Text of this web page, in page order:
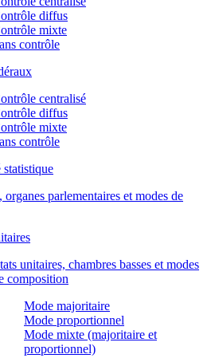
diffus
mixte
contrôle
centralisé
diffus
mixte
contrôle
statistique
organes parlementaires et modes de
unitaires, chambres basses et modes
composition
Mode majoritaire
Mode proportionnel
Mode mixte (majoritaire et
proportionnel)